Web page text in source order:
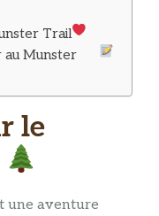
Trail
au Munster
le
une aventure